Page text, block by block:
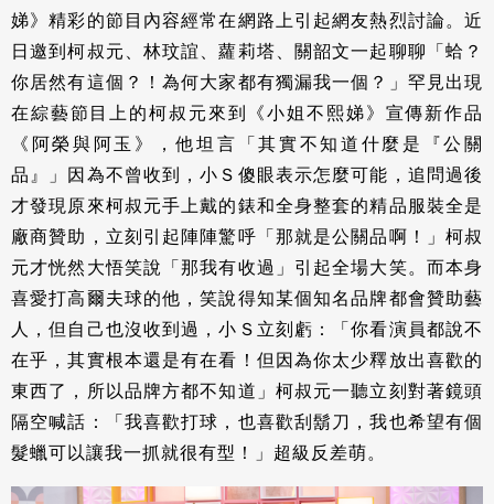
娣》精彩的節目內容經常在網路上引起網友熱烈討論。近
日邀到柯叔元、林玟誼、蘿莉塔、關韶文一起聊聊「蛤？
你居然有這個？！為何大家都有獨漏我一個？」罕見出現
在綜藝節目上的柯叔元來到《小姐不熙娣》宣傳新作品
《阿榮與阿玉》，他坦言「其實不知道什麼是『公關
品』」因為不曾收到，小Ｓ傻眼表示怎麼可能，追問過後
才發現原來柯叔元手上戴的錶和全身整套的精品服裝全是
廠商贊助，立刻引起陣陣驚呼「那就是公關品啊！」柯叔
元才恍然大悟笑說「那我有收過」引起全場大笑。而本身
喜愛打高爾夫球的他，笑說得知某個知名品牌都會贊助藝
人，但自己也沒收到過，小Ｓ立刻虧：「你看演員都說不
在乎，其實根本還是有在看！但因為你太少釋放出喜歡的
東西了，所以品牌方都不知道」柯叔元一聽立刻對著鏡頭
隔空喊話：「我喜歡打球，也喜歡刮鬍刀，我也希望有個
髮蠟可以讓我一抓就很有型！」超級反差萌。